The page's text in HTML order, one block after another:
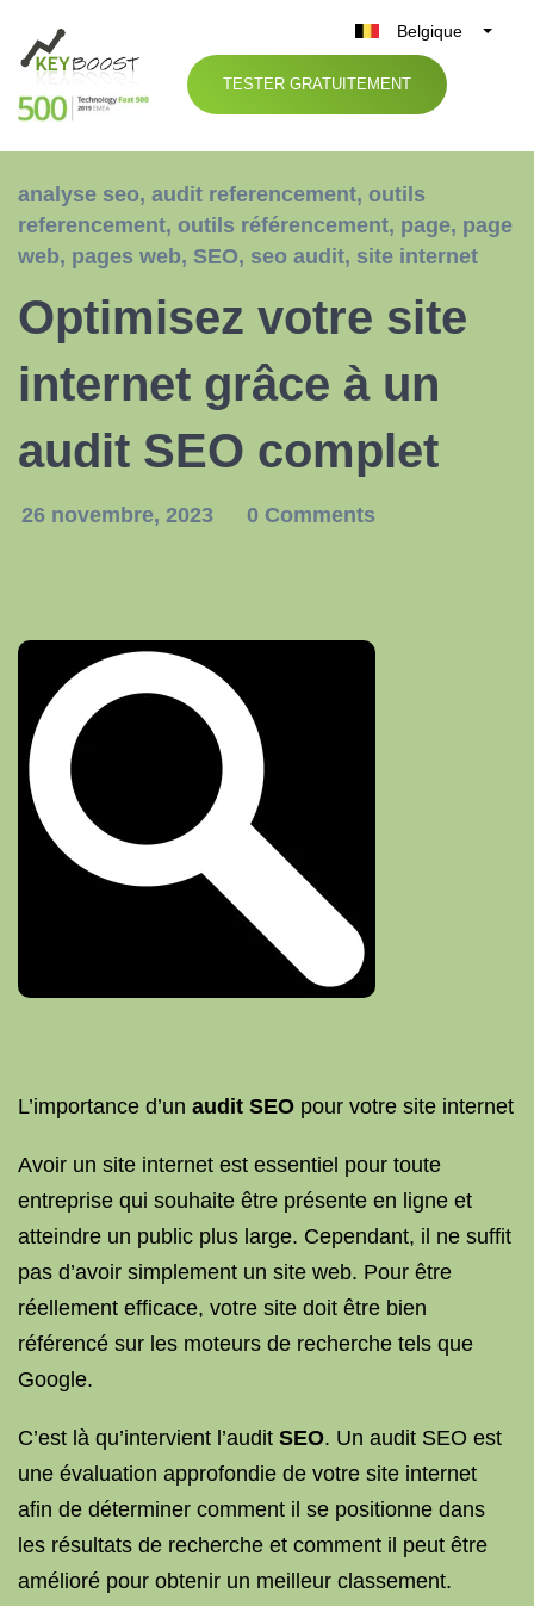
Belgique
België
Nederland
España
TESTER GRATUITEMENT
analyse seo, audit referencement, outils
referencement, outils référencement, page, page
web, pages web, SEO, seo audit, site internet
Optimisez votre site
internet grâce à un
audit SEO complet
26 novembre, 2023 0 Comments
L’importance d’un audit SEO pour votre site internet
Avoir un site internet est essentiel pour toute
entreprise qui souhaite être présente en ligne et
atteindre un public plus large. Cependant, il ne suffit
pas d’avoir simplement un site web. Pour être
réellement efficace, votre site doit être bien
référencé sur les moteurs de recherche tels que
Google.
C’est là qu’intervient l’audit SEO. Un audit SEO est
une évaluation approfondie de votre site internet
afin de déterminer comment il se positionne dans
les résultats de recherche et comment il peut être
amélioré pour obtenir un meilleur classement.